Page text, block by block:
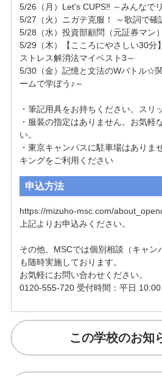
5/26（月）Let's CUPS‼ ～みんなで
5/27（火）ニガテ克服！ ～歌詞で確
5/28（水）投資部顧問（元証券マン
5/29（木）【こころにやさしい30分
ストレス解消法マイベスト3～
5/30（金）記憶と文法のWバトル☆
ームで学ぼう♪～
・筆記用具をお持ちください。スリ
・服装の指定はありません。お気軽
い。
・東京キャンパスに駐車場はありま
キングをご利用ください
申込方法
https://mizuho-msc.com/
上記よりお申込みください。
その他、MSCでは個別相談（キャン
も随時実施しております。
お気軽にお問い合わせください。
0120-555-720 受付時間：平日
この学校のお知